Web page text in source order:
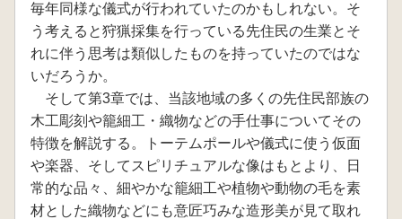
毎年同様な儀式が行われていたのかもしれない。そ
う考えると狩猟採集を行っている先住民の生業とそ
れに伴う思考は類似したものを持っていたのではな
いだろうか。
そして第3章では、当該地域の多くの先住民部族の
木工彫刻や籠細工・織物などの手仕事についてその
特徴を解説する。トーテムポールや儀式に使う仮面
や楽器、そしてスピリチュアルな像はもとより、日
常的な品々、細やかな籠細工や植物や動物の毛を素
材とした織物などにも意匠巧みな造形美が見て取れ